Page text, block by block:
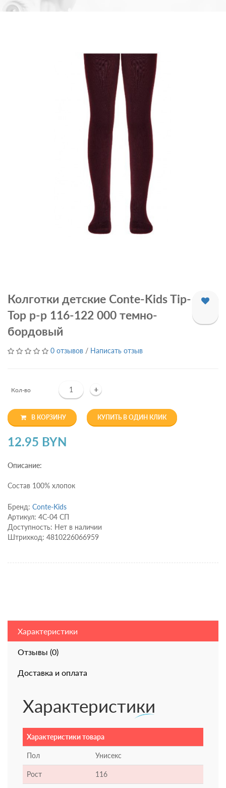
Колготки детские Conte-Kids Tip-
Top р-p 116-122 000 темно-
бордовый
0 отзывов / Написать отзыв
Кол-во +
В КОРЗИНУ КУПИТЬ В ОДИН КЛИК
12.95 BYN
Описание:
Состав 100% хлопок
Бренд: Conte-Kids
Артикул: 4С-04 СП
Доступность: Нет в наличии
Штрихкод: 4810226066959
Характеристики
Отзывы (0)
Доставка и оплата
Характеристики
Характеристики товара
Пол Унисекс
Рост 116